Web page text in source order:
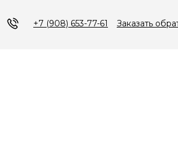
+7 (908) 653-77-61 Заказать